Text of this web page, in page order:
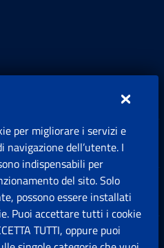
per migliorare i servizi e
navigazione dell’utente. I
indispensabili per
del sito. Solo
possono essere installati
Puoi accettare tutti i cookie
TUTTI, oppure puoi